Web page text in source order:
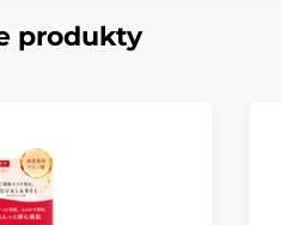
produkty